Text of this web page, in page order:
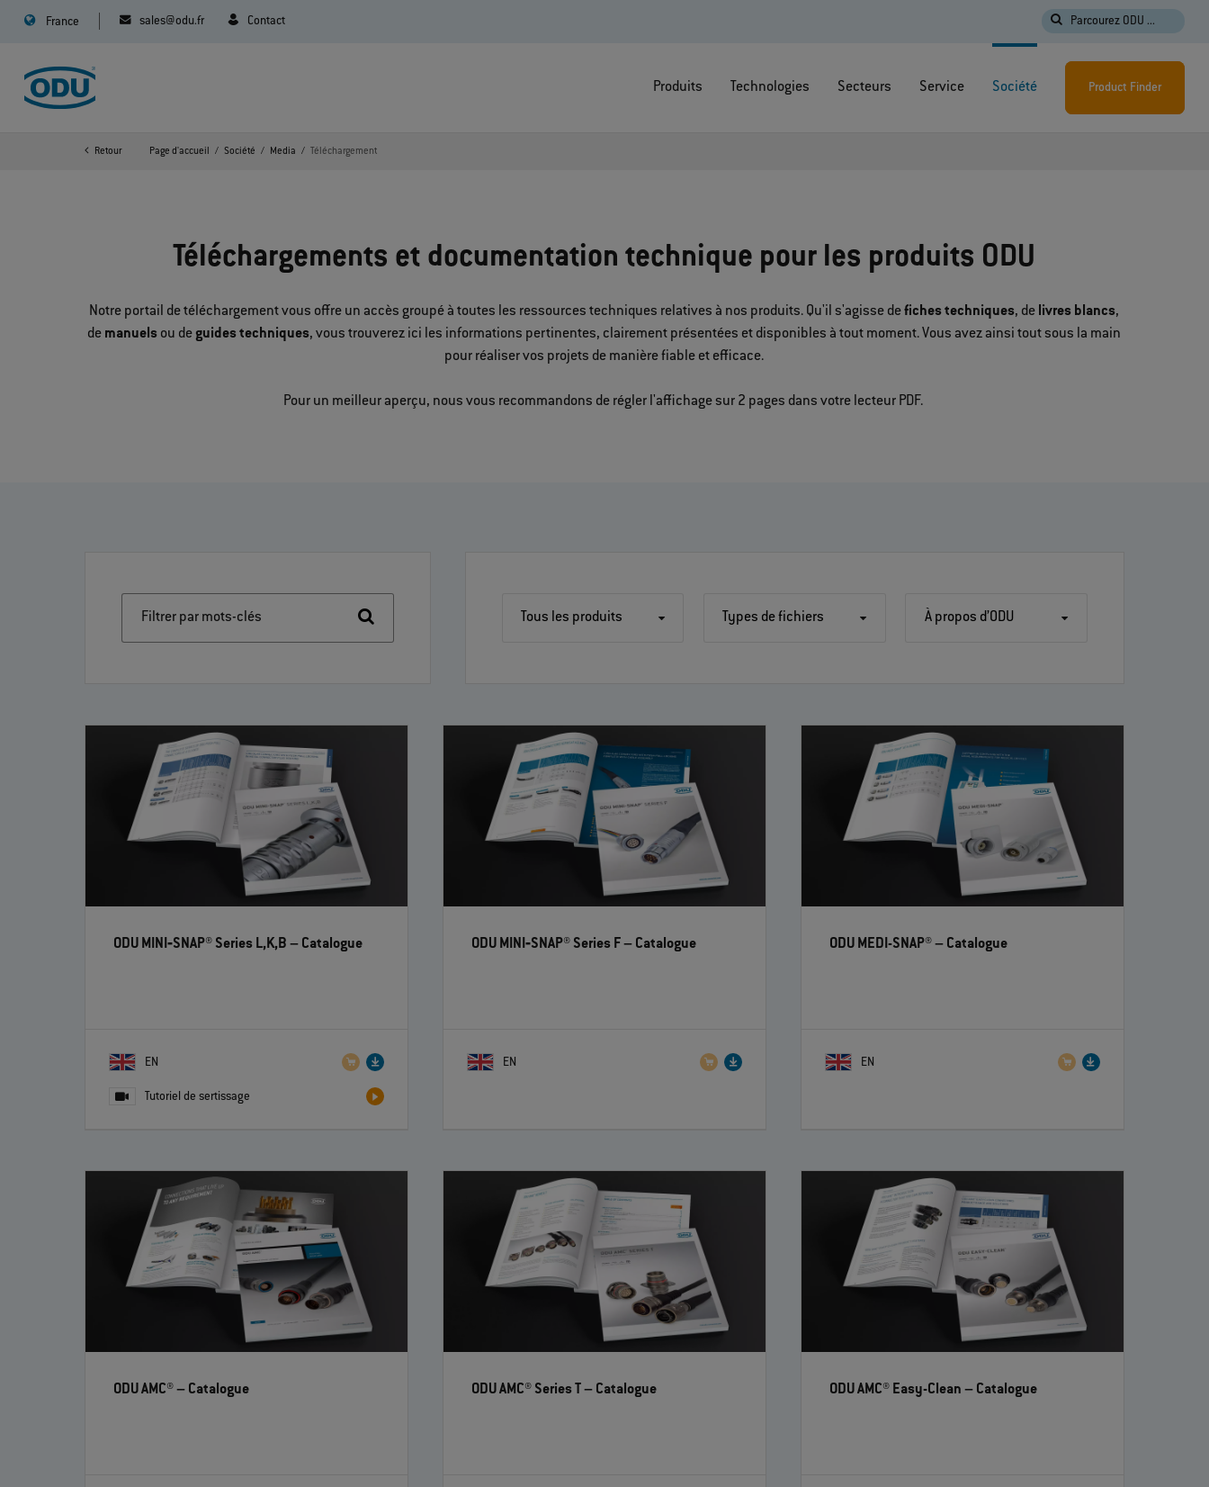
France sales@odu.fr Contact Parcourez ODU ...
Produits Technologies Secteurs Service Société Product Finder
Retour Page d'accueil Société Media Téléchargement
Téléchargements et documentation technique pour les produits ODU
Notre portail de téléchargement vous offre un accès groupé à toutes les ressources techniques relatives à nos produits. Qu'il s'agisse defiches techniques, de livres blancs,
de manuels ou de guides techniques, vous trouverez ici les informations pertinentes, clairement présentées et disponibles à tout moment. Vous avez ainsi tout sous la main
pour réaliser vos projets de manière fiable et efficace.
Pour un meilleur aperçu, nous vous recommandons de régler l'affichage sur 2 pages dans votre lecteur PDF.
Filtrer par mots-clés Tous les produits Types de fichiers À propos d’ODU
ODU MINI‐SNAP® Series L,K,B – Catalogue
EN
Tutoriel de sertissage
ODU MINI‐SNAP® Series F– Catalogue
EN
ODU MEDI-SNAP®– Catalogue
EN
ODU AMC®– Catalogue ODU AMC® Series T – Catalogue ODU AMC® Easy-Clean – Catalogue